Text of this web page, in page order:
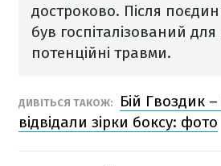
достроково. Після
був госпіталізований
потенційні травми.
ДИВІТЬСЯ ТАКОЖ:
Бій Гвоздик –
відвідали зірки боксу: фото